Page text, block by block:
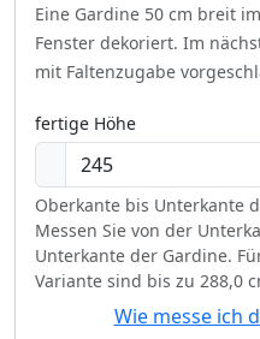
Eine Gardine 50 cm breit
Fenster dekoriert. Im
mit Faltenzugabe
fertige Höhe
Oberkante bis Unterkante
Messen Sie von der
Unterkante der Gardine.
Variante sind bis zu 288,0
Wie messe ich